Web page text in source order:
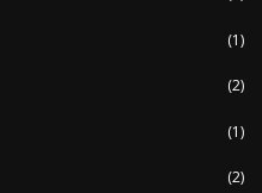
(1)
(2)
(1)
(2)